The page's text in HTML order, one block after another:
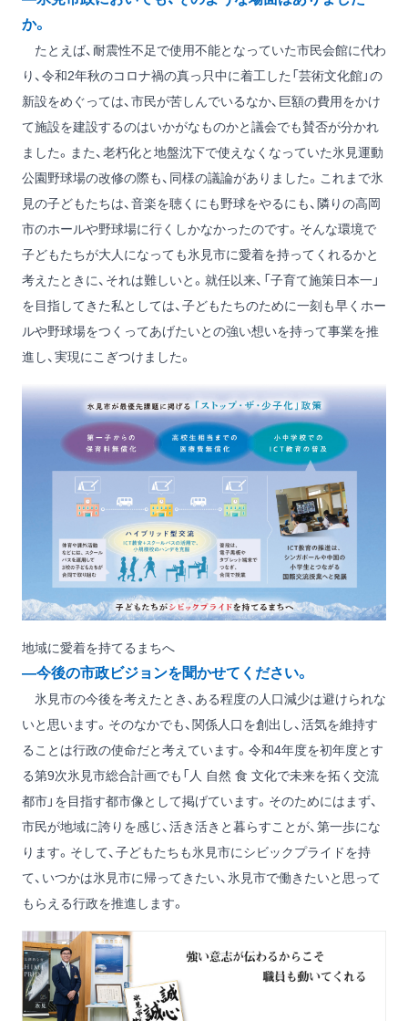
か。
たとえば、耐震性不足で使用不能となっていた市民会館に代わ
り、令和2年秋のコロナ禍の真っ只中に着工した「芸術文化館」の
新設をめぐっては、市民が苦しんでいるなか、巨額の費用をかけ
て施設を建設するのはいかがなものかと議会でも賛否が分かれ
ました。また、老朽化と地盤沈下で使えなくなっていた氷見運動
公園野球場の改修の際も、同様の議論がありました。これまで氷
見の子どもたちは、音楽を聴くにも野球をやるにも、隣りの高岡
市のホールや野球場に行くしかなかったのです。そんな環境で
子どもたちが大人になっても氷見市に愛着を持ってくれるかと
考えたときに、それは難しいと。就任以来、「子育て施策日本一」
を目指してきた私としては、子どもたちのために一刻も早くホー
ルや野球場をつくってあげたいとの強い想いを持って事業を推
進し、実現にこぎつけました。
地域に愛着を持てるまちへ
―今後の市政ビジョンを聞かせてください。
氷見市の今後を考えたとき、ある程度の人口減少は避けられな
いと思います。そのなかでも、関係人口を創出し、活気を維持す
ることは行政の使命だと考えています。令和4年度を初年度とす
る第9次氷見市総合計画でも「人 自然 食 文化で未来を拓く交流
都市」を目指す都市像として掲げています。そのためにはまず、
市民が地域に誇りを感じ、活き活きと暮らすことが、第一歩にな
ります。そして、子どもたちも氷見市にシビックプライドを持
て、いつかは氷見市に帰ってきたい、氷見市で働きたいと思って
もらえる行政を推進します。